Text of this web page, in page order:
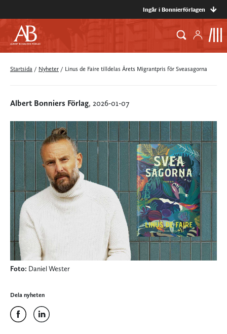
Ingår i Bonnierförlagen
Startsida / Nyheter / Linus de Faire tilldelas Årets Migrantpris för Sveasagorna
Albert Bonniers Förlag, 2026-01-07
Foto: Daniel Wester
Dela nyheten